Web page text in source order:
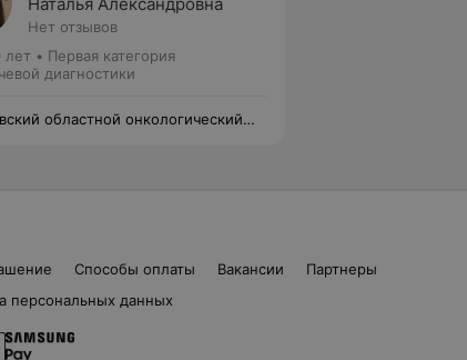
Нет отзывов
лет • Первая категория
диагностики
областной онкологический
Способы оплаты Вакансии
Партнеры
персональных данных